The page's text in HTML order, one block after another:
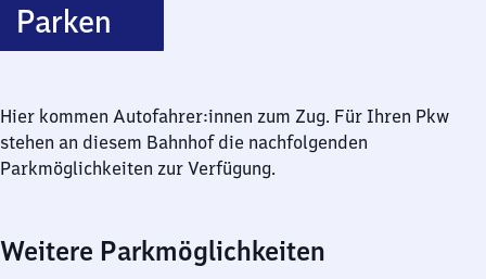
Parken
Hier kommen Autofahrer:innen zum Zug. Für Ihren Pkw
stehen an diesem Bahnhof die nachfolgenden
Parkmöglichkeiten zur Verfügung.
Weitere Parkmöglichkeiten